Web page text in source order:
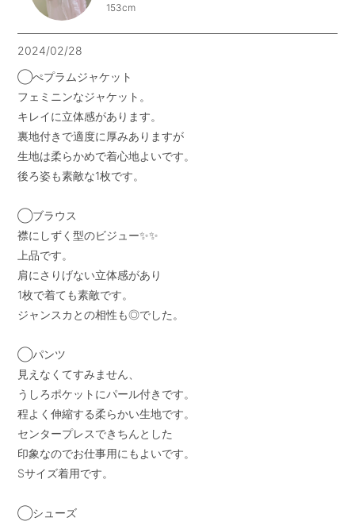
153cm
2024/02/28
◯ぺプラムジャケット
フェミニンなジャケット。
キレイに立体感があります。
裏地付きで適度に厚みありますが
生地は柔らかめで着心地よいです。
後ろ姿も素敵な1枚です。
◯ブラウス
襟にしずく型のビジュー✨✨
上品です。
肩にさりげない立体感があり
1枚で着ても素敵です。
ジャンスカとの相性も◎でした。
◯パンツ
見えなくてすみません、
うしろポケットにパール付きです。
程よく伸縮する柔らかい生地です。
センタープレスできちんとした
印象なのでお仕事用にもよいです。
Sサイズ着用です。
◯シューズ